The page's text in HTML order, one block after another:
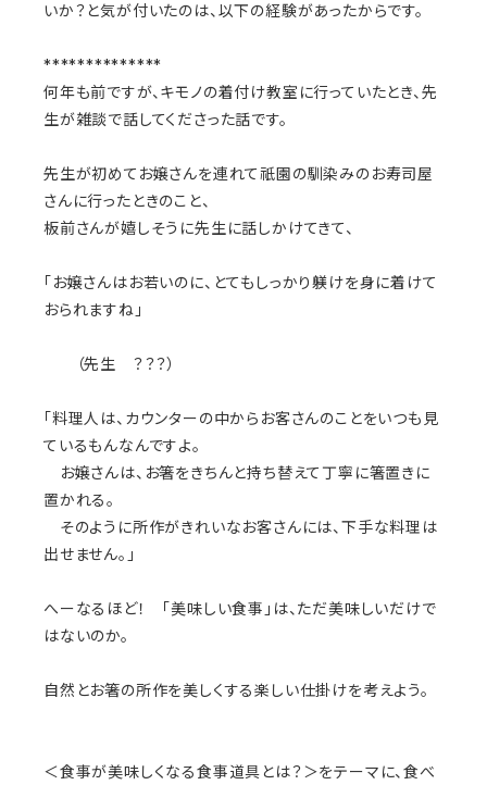
いか？と気が付いたのは、以下の経験があったからです。
**************
何年も前ですが、キモノの着付け教室に行っていたとき、先
生が雑談で話してくださった話です。
先生が初めてお嬢さんを連れて祇園の馴染みのお寿司屋
さんに行ったときのこと、
板前さんが嬉しそうに先生に話しかけてきて、
「お嬢さんはお若いのに、とてもしっかり躾けを身に着けて
おられますね」
（先生 ？？？）
「料理人は、カウンターの中からお客さんのことをいつも見
ているもんなんですよ。
お嬢さんは、お箸をきちんと持ち替えて丁寧に箸置きに
置かれる。
そのように所作がきれいなお客さんには、下手な料理は
出せません。」
へーなるほど！ 「美味しい食事」は、ただ美味しいだけで
はないのか。
自然とお箸の所作を美しくする楽しい仕掛けを考えよう。
＜食事が美味しくなる食事道具とは？＞をテーマに、食べ